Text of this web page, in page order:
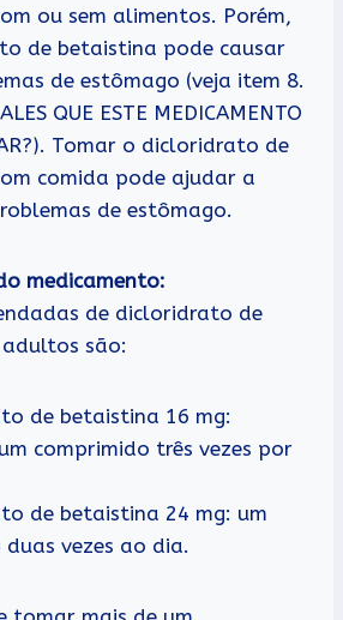
ou sem alimentos. Porém,
de betaistina pode causar
de estômago (veja item 8.
QUE ESTE MEDICAMENTO
Tomar o dicloridrato de
comida pode ajudar a
de estômago.
medicamento:
de dicloridrato de
são:
de betaistina 16 mg:
comprimido três vezes por
de betaistina 24 mg: um
vezes ao dia.